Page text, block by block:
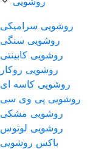
روشویی سرامیکی
روشویی سنگی
روشویی کابینتی
روشویی روکار
روشویی کاسه ای
روشویی پی وی سی
روشویی مشکی
روشویی لوتوس
باکس روشویی